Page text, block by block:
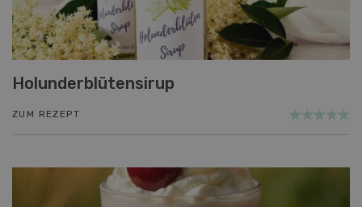
Holunderblütensirup
ZUM REZEPT